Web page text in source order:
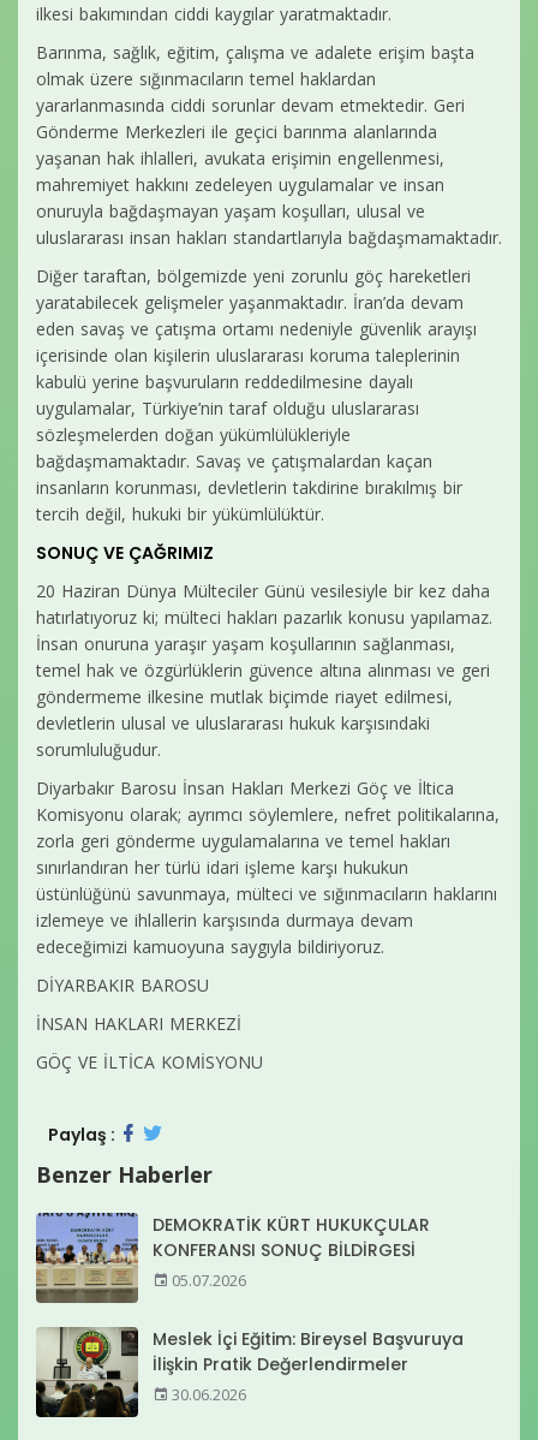
ilkesi bakımından ciddi kaygılar yaratmaktadır.
Barınma, sağlık, eğitim, çalışma ve adalete erişim başta
olmak üzere sığınmacıların temel haklardan
yararlanmasında ciddi sorunlar devam etmektedir. Geri
Gönderme Merkezleri ile geçici barınma alanlarında
yaşanan hak ihlalleri, avukata erişimin engellenmesi,
mahremiyet hakkını zedeleyen uygulamalar ve insan
onuruyla bağdaşmayan yaşam koşulları, ulusal ve
uluslararası insan hakları standartlarıyla bağdaşmamaktadır.
Diğer taraftan, bölgemizde yeni zorunlu göç hareketleri
yaratabilecek gelişmeler yaşanmaktadır. İran’da devam
eden savaş ve çatışma ortamı nedeniyle güvenlik arayışı
içerisinde olan kişilerin uluslararası koruma taleplerinin
kabulü yerine başvuruların reddedilmesine dayalı
uygulamalar, Türkiye’nin taraf olduğu uluslararası
sözleşmelerden doğan yükümlülükleriyle
bağdaşmamaktadır. Savaş ve çatışmalardan kaçan
insanların korunması, devletlerin takdirine bırakılmış bir
tercih değil, hukuki bir yükümlülüktür.
SONUÇ VE ÇAĞRIMIZ
20 Haziran Dünya Mülteciler Günü vesilesiyle bir kez daha
hatırlatıyoruz ki; mülteci hakları pazarlık konusu yapılamaz.
İnsan onuruna yaraşır yaşam koşullarının sağlanması,
temel hak ve özgürlüklerin güvence altına alınması ve geri
göndermeme ilkesine mutlak biçimde riayet edilmesi,
devletlerin ulusal ve uluslararası hukuk karşısındaki
sorumluluğudur.
Diyarbakır Barosu İnsan Hakları Merkezi Göç ve İltica
Komisyonu olarak; ayrımcı söylemlere, nefret politikalarına,
zorla geri gönderme uygulamalarına ve temel hakları
sınırlandıran her türlü idari işleme karşı hukukun
üstünlüğünü savunmaya, mülteci ve sığınmacıların haklarını
izlemeye ve ihlallerin karşısında durmaya devam
edeceğimizi kamuoyuna saygıyla bildiriyoruz.
DİYARBAKIR BAROSU
İNSAN HAKLARI MERKEZİ
GÖÇ VE İLTİCA KOMİSYONU
Paylaş :
Benzer Haberler
DEMOKRATİK KÜRT HUKUKÇULAR
KONFERANSI SONUÇ BİLDİRGESİ
05.07.2026
Meslek İçi Eğitim: Bireysel Başvuruya
İlişkin Pratik Değerlendirmeler
30.06.2026